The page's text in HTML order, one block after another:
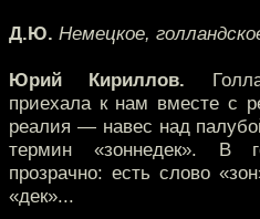
Д.Ю. Немецкое,
Юрий Кириллов.
приехала к нам вместе с
реалия — навес над
термин «зоннедек». В
прозрачно: есть слово
«дек»...